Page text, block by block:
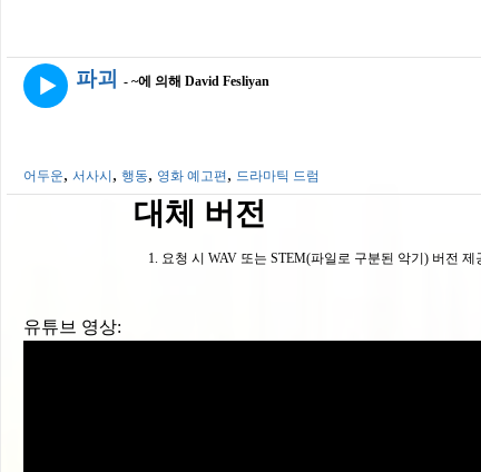
파괴 - ~에 의해 David Fesliyan
어두운, 서사시 , 행동, 영화 예고편 , 드라마틱 드럼
대체 버전
요청 시 WAV 또는 STEM(파일로 구분된 악기) 버전 제
유튜브 영상: